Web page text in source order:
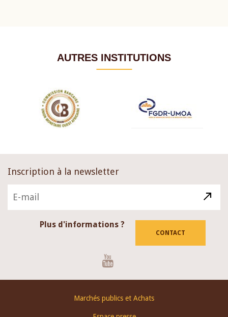
AUTRES INSTITUTIONS
Inscription à la newsletter
Plus d'informations ?
CONTACT
Marchés publics et Achats